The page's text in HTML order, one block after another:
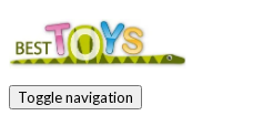
Toggle navigation